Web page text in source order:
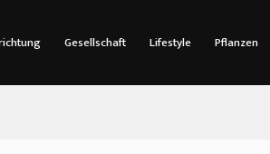
Gesellschaft Lifestyle Pflanzen